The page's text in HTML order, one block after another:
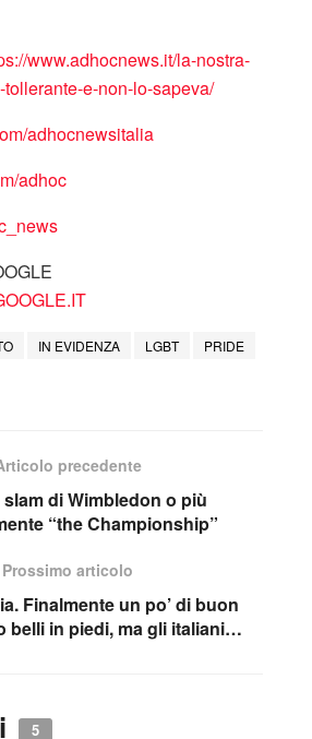
www.adhocnews.it/la-nostra-
e-non-lo-sapeva/
adhocnewsitalia
adhoc
IN EVIDENZA LGBT
PRIDE
precedente
di Wimbledon o più
“the Championship”
Prossimo articolo
Finalmente un po’ di buon
belli in piedi, ma gli italiani…
5